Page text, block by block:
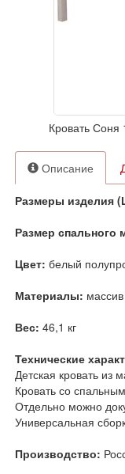
Кровать Соня
Описание
Размеры изделия
Размер спального
Цвет: белый
Материалы:
Вес: 46,1 кг
Технические
Детская кровать из
Кровать со
Отдельно можно
Универсальная
Производство: